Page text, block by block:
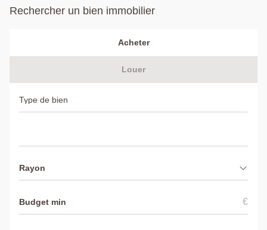
Rechercher un bien immobilier
Acheter
Louer
Rayon
€